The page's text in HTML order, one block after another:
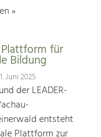
»
für
Bildung
Juni 2025
der LEADER-
entsteht